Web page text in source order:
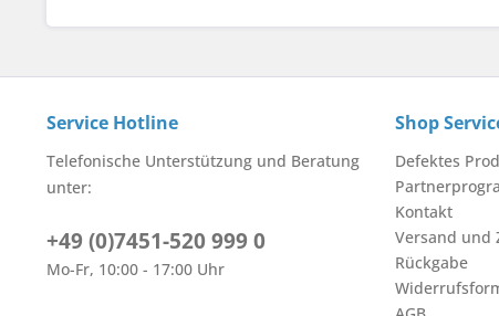
Service Hotline
Telefonische Unterstützung und Beratung
unter:
+49 (0)7451-520 999 0
Mo-Fr, 10:00 - 17:00 Uhr
Shop
Defektes
Kontakt
Versand und
Rückgabe